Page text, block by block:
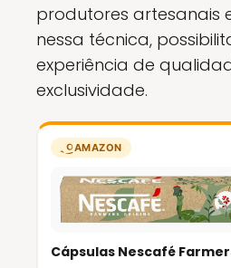
produtores artesanais
nessa técnica,
experiência de
exclusividade.
AMAZON
Cápsulas Nescafé